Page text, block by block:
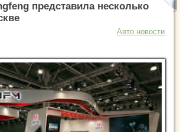
представила несколько
Авто новости